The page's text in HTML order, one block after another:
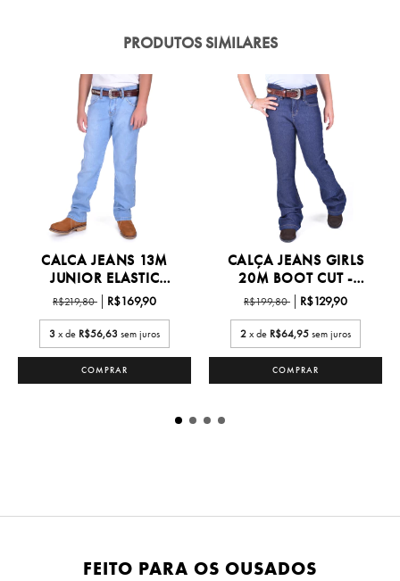
PRODUTOS SIMILARES
CALCA JEANS 13M
JUNIOR ELASTIC
WAISTBAND...
R$219,80 R$169,90
3 x de R$56,63 sem juros
COMPRAR
CALÇA JEANS GIRLS
20M BOOT CUT -
20MWGPW
R$199,80 R$129,90
2x de R$64,95sem juros
COMPRAR
FEITO PARA OS OUSADOS